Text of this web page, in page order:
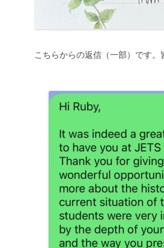
こちらからの返信（一部）です。